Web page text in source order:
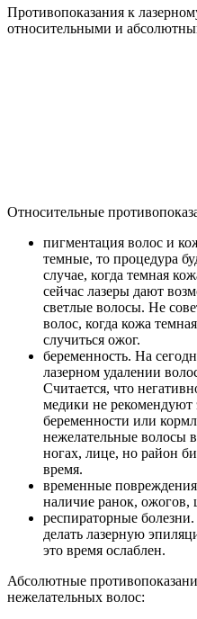
Противопоказания к
относительными и
Относительные
пигментация волос и
темные, то процедура
случае, когда темная
сейчас лазеры дают
светлые волосы. Не
волос, когда кожа
случиться ожог.
беременность. На
лазерном удалении
Считается, что
медики не
беременности или
нежелательные волосы
ногах, лице, но район
время.
временные
наличие ранок, ожогов,
респираторные
делать лазерную
это время ослаблен.
Абсолютные
нежелательных волос: